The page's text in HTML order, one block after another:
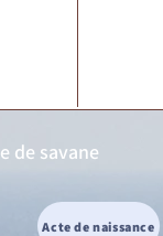
de savane
Acte de naissance